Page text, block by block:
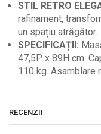
STIL RETRO
rafinament,
un spațiu atrăgător.
SPECIFICAȚII:
47,5P x 89H cm.
110 kg. Asamblare
RECENZII